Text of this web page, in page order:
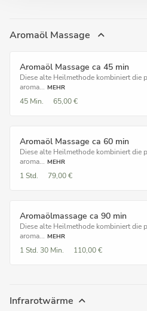
Aromaöl Massage
Aromaöl Massage ca 45 min
Diese alte Heilmethode kombiniert die
aroma... MEHR
45 Min. 65,00 €
Aromaöl Massage ca 60 min
Diese alte Heilmethode kombiniert die
aroma... MEHR
1 Std. 79,00 €
Aromaölmassage ca 90 min
Diese alte Heilmethode kombiniert die
aroma... MEHR
1 Std. 30 Min. 110,00 €
Infrarotwärme